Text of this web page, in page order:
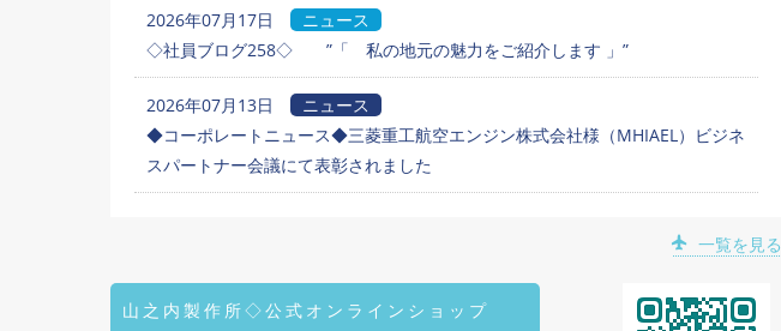
2026年07月17日
ニュース
◇社員ブログ258◇ ”「 私の地元の魅力をご紹介します 」”
2026年07月13日
ニュース
◆コーポレートニュース◆三菱重工航空エンジン株式会社様（MHIAEL）ビジネ
スパートナー会議にて表彰されました
一覧を見る
山之内製作所◇公式オンラインショップ